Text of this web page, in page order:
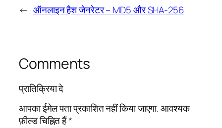
← ऑनलाइन हैश जेनरेटर – MD5 और SHA-256
Comments
प्रातिक्रिया दे
आपका ईमेल पता प्रकाशित नहीं किया जाएगा. आवश्यक
फ़ील्ड चिह्नित हैं*